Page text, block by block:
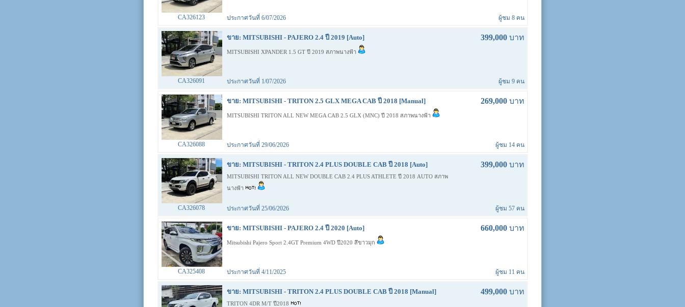
CA326123 ประกาศวันที่ 6/07/2026 ผู้ชม 8 คน
ขาย: MITSUBISHI - PAJERO 2.4 ปี 2019 [Auto] 399,000บาท
MITSUBISHI XPANDER 1.5 GT ปี 2019 สภาพนางฟ้า
CA326091 ประกาศวันที่ 1/07/2026 ผู้ชม 9 คน
ขาย: MITSUBISHI - TRITON 2.5 GLX MEGA CAB ปี 2018 [Manual] 269,000บาท
MITSUBISHI TRITON ALL NEW MEGA CAB 2.5 GLX (MNC) ปี 2018 สภาพนางฟ้า
CA326088 ประกาศวันที่ 29/06/2026 ผู้ชม 14 คน
ขาย: MITSUBISHI - TRITON 2.4 PLUS DOUBLE CAB ปี 2018 [Auto] 399,000บาท
MITSUBISHI TRITON ALL NEW DOUBLE CAB 2.4 PLUS ATHLETE ปี 2018 AUTO สภาพ
นางฟ้า
CA326078 ประกาศวันที่ 25/06/2026 ผู้ชม 57 คน
ขาย: MITSUBISHI - PAJERO 2.4 ปี 2020 [Auto] 660,000บาท
Mitsubishi Pajero Sport 2.4GT Premium 4WD ปี2020 สึขาวมุก
CA325408 ประกาศวันที่ 4/11/2025 ผู้ชม 11 คน
ขาย: MITSUBISHI - TRITON 2.4 PLUS DOUBLE CAB ปี 2018 [Manual] 499,000บาท
TRITON 4DR M/T ปี2018